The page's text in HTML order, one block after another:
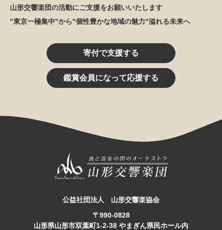
山形交響楽団の活動にご支援をお願いいたします
"東京一極集中"から"個性豊かな地域の魅力"溢れる未来へ
寄付で支援する
鑑賞会員になって応援する
公益社団法人 山形交響楽協会
〒990-0828
山形県山形市双葉町1-2-38 やまぎん県民ホール内